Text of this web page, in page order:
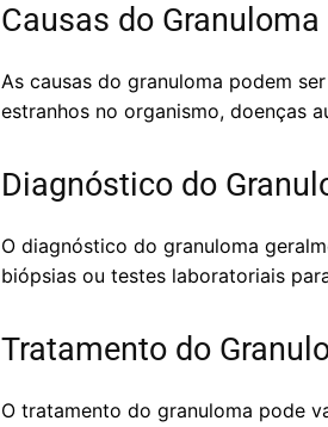
Causas do Granuloma
As causas do granuloma podem
estranhos no organismo, doenças
Diagnóstico do
O diagnóstico do granuloma
biópsias ou testes laboratoriais
Tratamento do
O tratamento do granuloma pode